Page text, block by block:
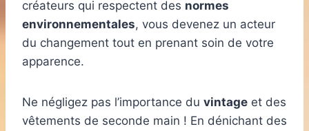
créateurs qui respectent des normes
environnementales, vous devenez un acteur
du changement tout en prenant soin de votre
apparence.
Ne négligez pas l’importance du vintage et des
vêtements de seconde main ! En dénichant des